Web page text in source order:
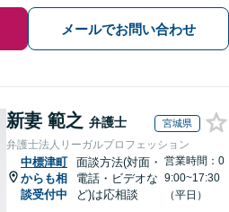
メールでお問い合わせ
新妻 範之 弁護士 宮城県
弁護士法人リーガルプロフェッション
中標津町
からも相
談受付中
面談方法(対面・
電話・ビデオな
ど)は応相談
営業時間：0
9:00~17:30
（平日）